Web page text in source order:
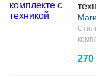
270